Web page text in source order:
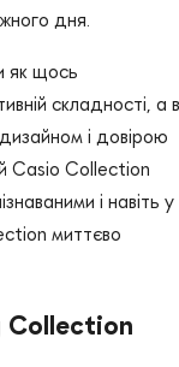
дня.
як щось
складності, а в
і довірою
Casio Collection
і навіть у
миттєво
Collection